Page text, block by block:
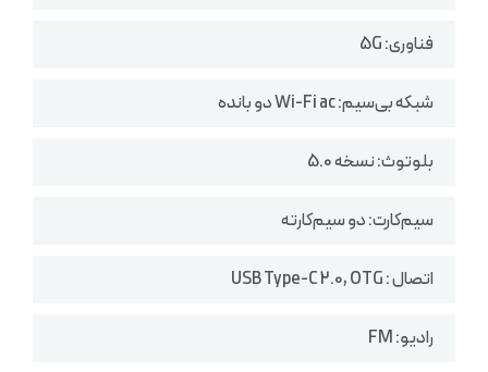
فناوری: 5G
شبکه بی‌سیم: Wi-Fi ac دو بانده
بلوتوث: نسخه 5.0
سیم‌کارت: دو سیم‌کارته
اتصال : USB Type-C 2.0, OTG
رادیو: FM